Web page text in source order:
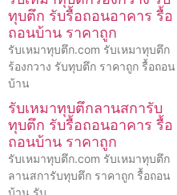
ทุบตึก รับรื้อถอนอาคาร รื้อ
ถอนบ้าน ราคาถูก
รับเหมาทุบตึก.com รับเหมาทุบตึก
ร้องกวาง รับทุบตึก ราคาถูก รื้อถอน
บ้าน
รับเหมาทุบตึกลานสการับ
ทุบตึก รับรื้อถอนอาคาร รื้อ
ถอนบ้าน ราคาถูก
รับเหมาทุบตึก.com รับเหมาทุบตึก
ลานสการับทุบตึก ราคาถูก รื้อถอน